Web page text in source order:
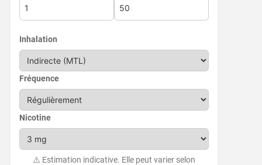
Inhalation
Fréquence
Nicotine
⚠️ Estimation indicative. Elle peut varier selon